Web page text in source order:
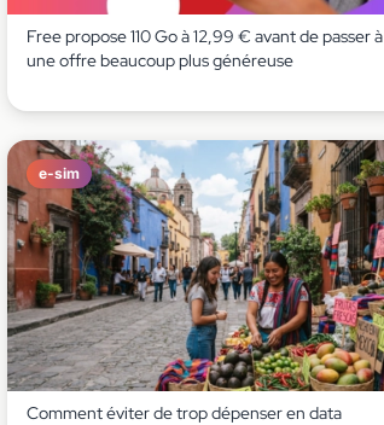
Free propose 110 Go à 12,99 € avant de passer à
une offre beaucoup plus généreuse
e-sim
Comment éviter de trop dépenser en data